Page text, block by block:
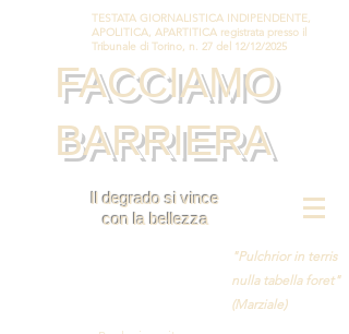
TESTATA GIORNALISTICA INDIPENDENTE,
APOLITICA, APARTITICA registrata presso il
Tribunale di Torino, n. 27 del 12/12/2025
FACCIAMO
BARRIERA
Il degrado si vince
con la bellezza
"Pulchrior in terris
nulla tabella foret"
(Marziale)